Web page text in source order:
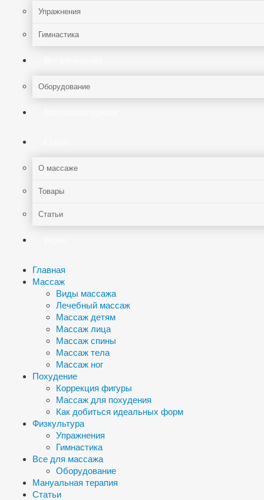
Упражнения
Гимнастика
Оборудование
О массаже
Товары
Статьи
Главная
Массаж
Виды массажа
Лечебный массаж
Массаж детям
Массаж лица
Массаж спины
Массаж тела
Массаж ног
Похудение
Коррекция фигуры
Массаж для похудения
Как добиться идеальных форм
Физкультура
Упражнения
Гимнастика
Все для массажа
Оборудование
Мануальная терапия
Статьи